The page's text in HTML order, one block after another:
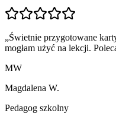
„Świetnie przygotowane
mogłam użyć na lekcji.
MW
Magdalena W.
Pedagog szkolny